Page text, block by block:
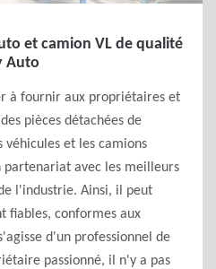
et camion VL de qualité
Auto
à fournir aux propriétaires et
pièces détachées de
et les camions
avec les meilleurs
l'industrie. Ainsi, il peut
fiables, conformes aux
d'un professionnel de
passionné, il n'y a pas